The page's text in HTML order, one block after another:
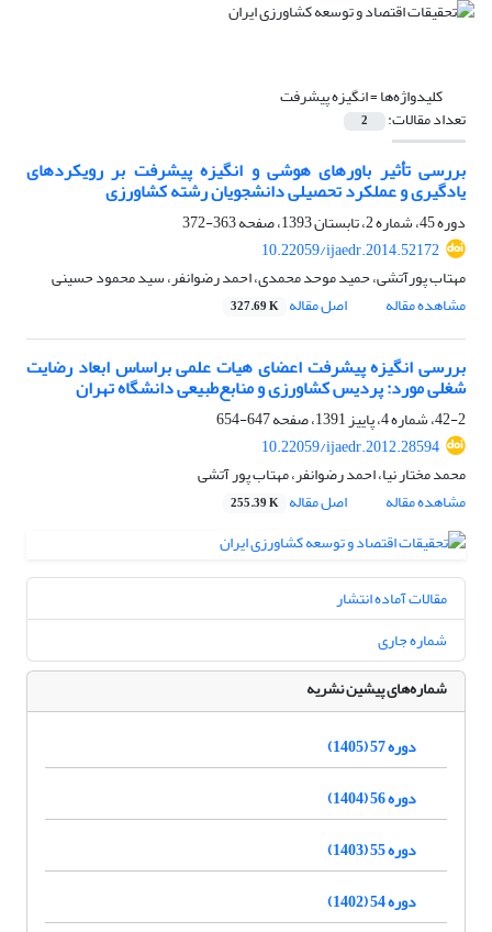
کلیدواژه‌ها =انگیزه پیشرفت
تعداد مقالات: 2
بررسی تأثیر باورهای هوشی و انگیزه پیشرفت بر رویکردهای
یادگیری و عملکرد تحصیلی دانشجویان رشته کشاورزی
دوره 45، شماره 2، تابستان 1393، صفحه
363-372
10.22059/ijaedr.2014.52172
مهتاب پورآتشی، حمید موحد محمدی، احمد رضوانفر، سید محمود حسینی
مشاهده مقاله
اصل مقاله 327.69 K
بررسی انگیزه پیشرفت اعضای هیات علمی براساس ابعاد رضایت
شغلی مورد: پردیس کشاورزی و منابع‌طبیعی دانشگاه تهران
42-2، شماره 4، پاییز 1391، صفحه
647-654
10.22059/ijaedr.2012.28594
محمد مختار نیا، احمد رضوانفر، مهتاب پور آتشی
مشاهده مقاله
اصل مقاله 255.39 K
مقالات آماده انتشار
شماره جاری
شماره‌های پیشین نشریه
دوره 57 (1405)
دوره 56 (1404)
دوره 55 (1403)
دوره 54 (1402)